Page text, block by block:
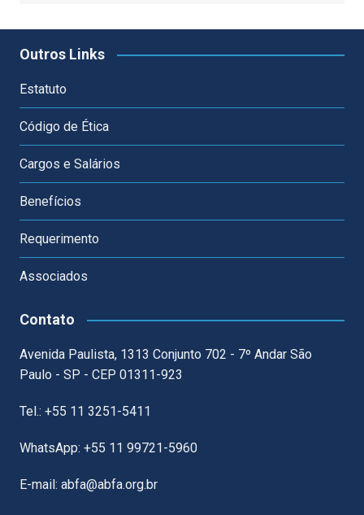
Outros Links
Estatuto
Código de Ética
Cargos e Salários
Benefícios
Requerimento
Associados
Contato
Avenida Paulista, 1313 Conjunto 702 - 7º Andar São
Paulo - SP - CEP 01311-923
Tel.: +55 11 3251-5411
WhatsApp: +55 11 99721-5960
E-mail: abfa@abfa.org.br